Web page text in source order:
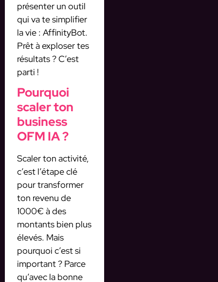
présenter un outil
qui va te simplifier
la vie : AffinityBot.
Prêt à exploser tes
résultats ? C’est
parti !
Pourquoi
scaler ton
business
OFM IA ?
Scaler ton activité,
c’est l’étape clé
pour transformer
ton revenu de
1000€ à des
montants bien plus
élevés. Mais
pourquoi c’est si
important ? Parce
qu’avec la bonne